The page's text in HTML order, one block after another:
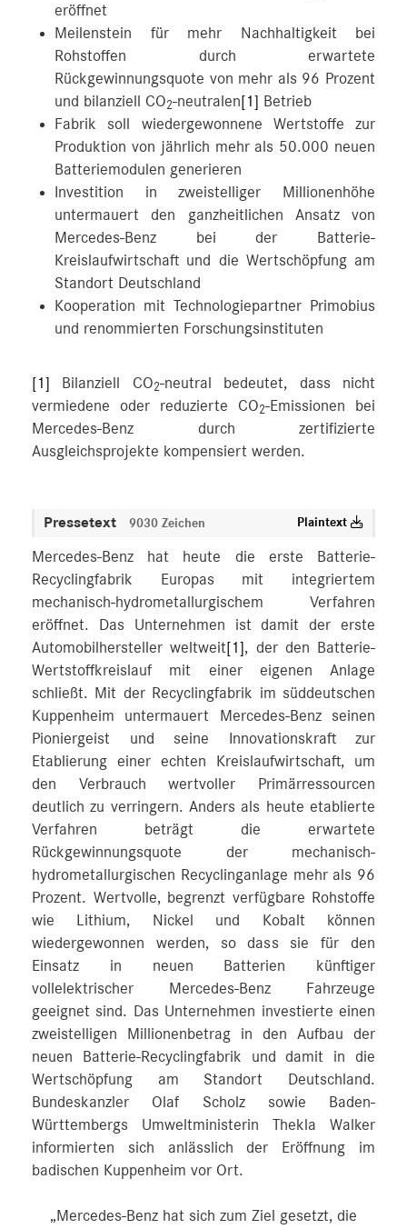
eröffnet
Meilenstein für mehr Nachhaltigkeit bei
Rohstoffen durch erwartete
Rückgewinnungsquote von mehr als 96 Prozent
und bilanziell CO2-neutralen[1] Betrieb
Fabrik soll wiedergewonnene Wertstoffe zur
Produktion von jährlich mehr als 50.000 neuen
Batteriemodulen generieren
Investition in zweistelliger Millionenhöhe
untermauert den ganzheitlichen Ansatz von
Mercedes-Benz bei der Batterie-
Kreislaufwirtschaft und die Wertschöpfung am
Standort Deutschland
Kooperation mit Technologiepartner Primobius
und renommierten Forschungsinstituten
[1] Bilanziell CO2-neutral bedeutet, dass nicht
vermiedene oder reduzierte CO2-Emissionen bei
Mercedes-Benz durch zertifizierte
Ausgleichsprojekte kompensiert werden.
Pressetext 9030 Zeichen Plaintext
Mercedes-Benz hat heute die erste Batterie-
Recyclingfabrik Europas mit integriertem
mechanisch-hydrometallurgischem Verfahren
eröffnet. Das Unternehmen ist damit der erste
Automobilhersteller weltweit[1], der den Batterie-
Wertstoffkreislauf mit einer eigenen Anlage
schließt. Mit der Recyclingfabrik im süddeutschen
Kuppenheim untermauert Mercedes-Benz seinen
Pioniergeist und seine Innovationskraft zur
Etablierung einer echten Kreislaufwirtschaft, um
den Verbrauch wertvoller Primärressourcen
deutlich zu verringern. Anders als heute etablierte
Verfahren beträgt die erwartete
Rückgewinnungsquote der mechanisch-
hydrometallurgischen Recyclinganlage mehr als 96
Prozent. Wertvolle, begrenzt verfügbare Rohstoffe
wie Lithium, Nickel und Kobalt können
wiedergewonnen werden, so dass sie für den
Einsatz in neuen Batterien künftiger
vollelektrischer Mercedes-Benz Fahrzeuge
geeignet sind. Das Unternehmen investierte einen
zweistelligen Millionenbetrag in den Aufbau der
neuen Batterie-Recyclingfabrik und damit in die
Wertschöpfung am Standort Deutschland.
Bundeskanzler Olaf Scholz sowie Baden-
Württembergs Umweltministerin Thekla Walker
informierten sich anlässlich der Eröffnung im
badischen Kuppenheim vor Ort.
„Mercedes-Benz hat sich zum Ziel gesetzt, die